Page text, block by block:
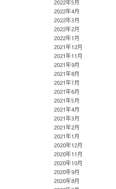
2022年5月
2022年4月
2022年3月
2022年2月
2022年1月
2021年12月
2021年11月
2021年9月
2021年8月
2021年7月
2021年6月
2021年5月
2021年4月
2021年3月
2021年2月
2021年1月
2020年12月
2020年11月
2020年10月
2020年9月
2020年8月